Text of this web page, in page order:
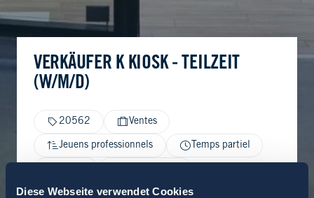
Diese Webseite verwendet Cookies
VERKÄUFER K KIOSK - TEILZEIT
(W/M/D)
20562 Ventes
Jeuens professionnels Temps partiel